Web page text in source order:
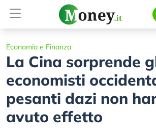
Economia e Finanza
La Cina sorprende
economisti
pesanti dazi non
avuto effetto